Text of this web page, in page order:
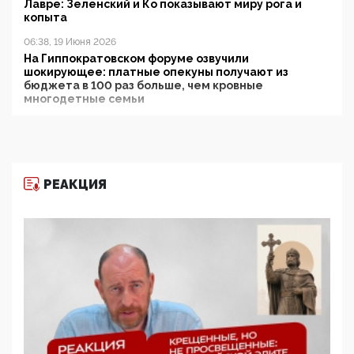
Лавре: Зеленский и Ко показывают миру рога и
копыта
06:38, 19 Июня 2026
На Гиппократовском форуме озвучили
шокирующее: платные опекуны получают из
бюджета в 100 раз больше, чем кровные
многодетные семьи
11:53, 09 Июня 2026
деятельность ИИТО ЮНЕСКО в России, но
цифроглобалисты продолжают определять
повестку в образовании
09:43, 01 Июня 2026
5G за счет здоровья граждан: Минцифры намерено
отобрать у регионов и муниципалитетов право
защищать жилые дома и социальные объекты от
РЕАКЦИЯ